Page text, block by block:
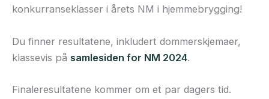
konkurranseklasser i årets NM i hjemmebrygging!
Du finner resultatene, inkludert dommerskjemaer,
klassevis på samlesiden for NM 2024.
Finaleresultatene kommer om et par dagers tid.